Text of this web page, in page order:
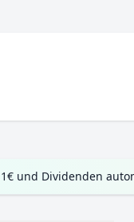
und Dividenden